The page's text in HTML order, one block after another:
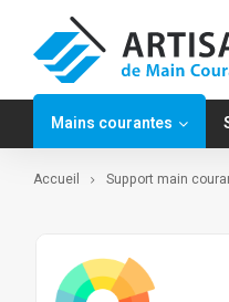
Mains courantes
Accueil Support main